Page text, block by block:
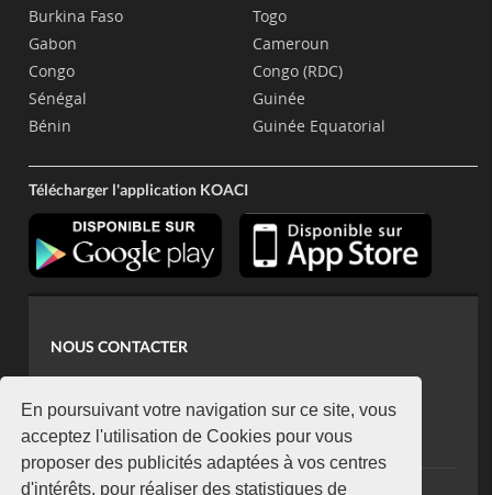
En poursuivant votre navigation sur ce site, vous
acceptez l'utilisation de Cookies pour vous
proposer des publicités adaptées à vos centres
d'intérêts, pour réaliser des statistiques de
Burkina Faso
Gabon
Congo
Sénégal
Bénin
Togo
Cameroun
Congo (RDC)
Guinée
Guinée Equatorial
Télécharger l'application KOACI
NOUS CONTACTER
koaci@yahoo.fr
+225 07 08 85 52 93